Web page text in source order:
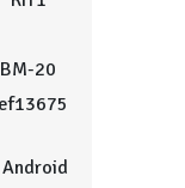
20
Android